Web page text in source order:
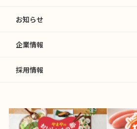
お知らせ
企業情報
採用情報